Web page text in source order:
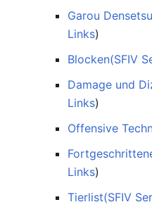
Garou
Links)
Blocken(SFIV
Damage und
Links)
Offensive
Links)
Tierlist(SFIV